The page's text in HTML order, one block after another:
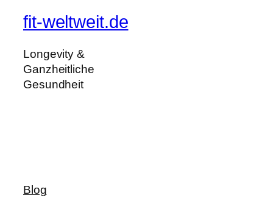
fit-weltweit.de
Longevity &
Ganzheitliche
Gesundheit
Blog